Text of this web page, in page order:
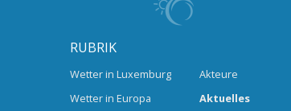
RUBRIK
Wetter in Luxemburg
Wetter in Europa
Akteure
Aktuelles